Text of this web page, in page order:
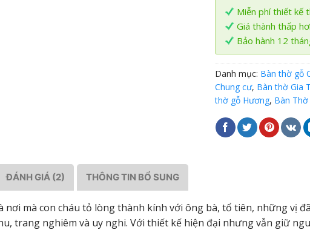
Miễn phí thiết kế
Giá thành thấp
Bảo hành 12
Danh mục: Bàn thờ gỗ
Chung cư, Bàn thờ Gia
thờ gỗ Hương, Bàn
ĐÁNH GIÁ (2) THÔNG TIN BỔ SUNG
nơi mà con cháu tỏ lòng thành kính với ông bà, tổ tiên, những vị
trang nghiêm và uy nghi. Với thiết kế hiện đại nhưng vẫn giữ